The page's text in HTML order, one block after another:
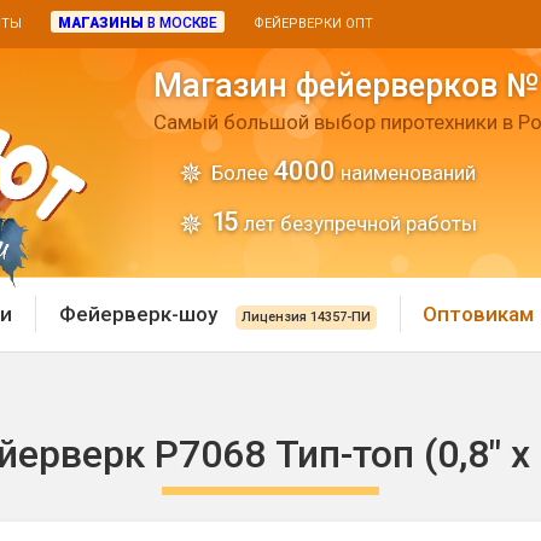
МАГАЗИНЫ В МОСКВЕ ФЕЙЕРВЕРКИ ОПТ
Магазин фейерверков
Самый большой выбор пиротехники в
Более 4000 наименований
15 лет безупречной работы
Хлопушки и
Фейерверк-шоу Лицензия 14357-ПИ Оптовикам
Р7068 Тип-топ (0,8" х